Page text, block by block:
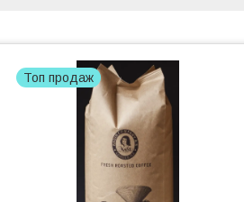
Топ продаж